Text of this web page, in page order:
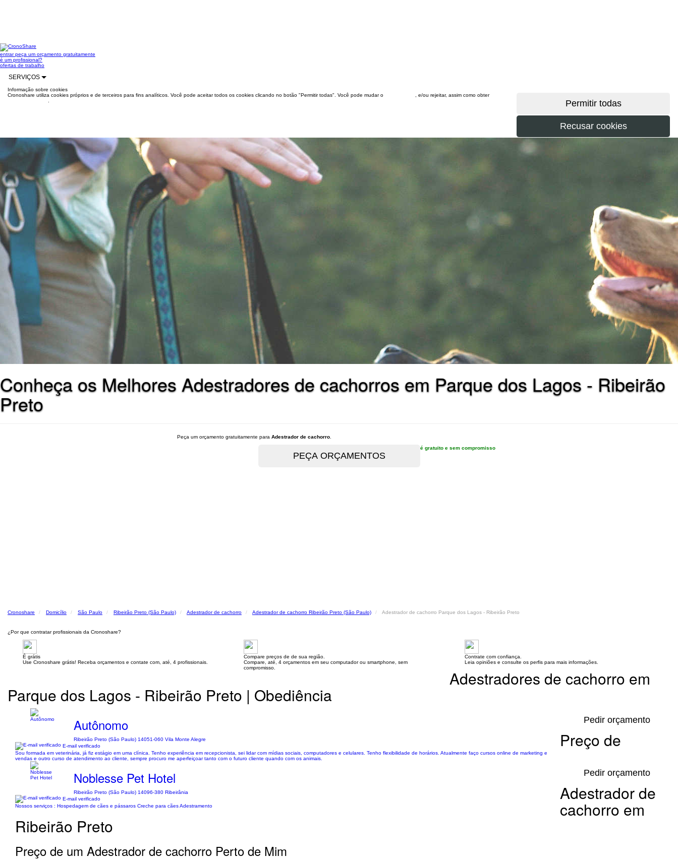
entrarpeça um orçamento gratuitamente
é um profissional?
ofertas de trabalho
SERVIÇOS
Informação sobre cookies
Cronoshare utiliza cookies próprios e de terceiros para fins analíticos. Você pode aceitar todos os cookies clicando no botão "Permitir todas". Você pode mudar o
, e/ou rejeitar, assim como obter
Conheça os Melhores Adestradores de cachorros em Parque dos Lagos - Ribeirão
Preto
Peça um orçamento gratuitamente para Adestrador de cachorro
é gratuito e sem compromisso
Cronoshare Domicílio São Paulo Ribeirão Preto (São Paulo) Adestrador de cachorro Adestrador de cachorro Ribeirão Preto (São Paulo) Adestrador de cachorro Parque dos Lagos - Ribeirão Preto
¿Por que contratar profissionais da Cronoshare?
É grátis
Use Cronoshare grátis! Receba orçamentos e contate com, até, 4 profissionais.
Compare preços de de sua região.
Compare, até, 4 orçamentos em seu computador ou smartphone, sem
compromisso.
Contrate com confiança.
Leia opiniões e consulte os perfis para mais informações.
Adestradores de cachorro em
Parque dos Lagos - Ribeirão Preto | Obediência
Autônomo
Ribeirão Preto (São Paulo) 14051-060 Vila Monte Alegre
E-mail verificado
Sou formada em veterinária, já fiz estágio em uma clínica. Tenho experiência em recepcionista, sei lidar com mídias sociais, computadores e celulares. Tenho flexibilidade de horários. Atualmente faço cursos online de marketing e
vendas e outro curso de atendimento ao cliente, sempre procuro me aperfeiçoar tanto com o futuro cliente quando com os animais.
Pedir orçamento
Noblesse Pet Hotel
Ribeirão Preto (São Paulo) 14096-380 Ribeirânia
E-mail verificado
Nossos serviços : Hospedagem de cães e pássaros Creche para cães Adestramento
Pedir orçamento
Preço de
Adestrador de
cachorro em
Ribeirão Preto
Preço de um Adestrador de cachorro Perto de Mim